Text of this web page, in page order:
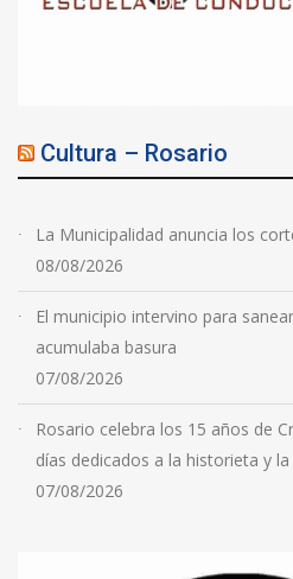
Cultura – Rosario
La Municipalidad anuncia los
08/08/2026
El municipio intervino para
acumulaba basura
07/08/2026
Rosario celebra los 15 años de
días dedicados a la historieta y
07/08/2026